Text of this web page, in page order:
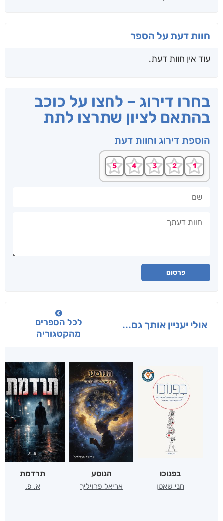
חוות דעת על הספר
עוד אין חוות דעת.
בחרו דירוג – לחצו על כוכב
בהתאם לציון שתרצו לתת
הוספת דירוג וחוות דעת
פרסום
אולי יעניין אותך גם...
לכל הספרים
מהקטגוריה
בפנוכו
חני שאטן
הנוסע
אריאל פרויליך
תרדמת
א. פ.